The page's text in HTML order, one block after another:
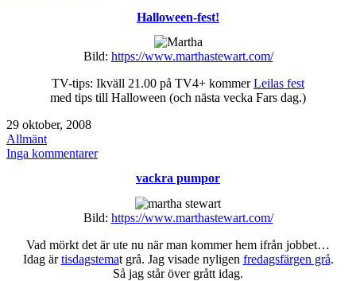
Halloween-fest!
Bild: https://www.marthastewart.com/
TV-tips: Ikväll 21.00 på TV4+ kommerLeilas fest
med tips till Halloween (och nästa vecka Fars dag.)
Publicerat
den
29 oktober, 2008
Kategoriserat
som
Allmänt
Inga kommentarertill
vackra pumpor
Bild: https://www.marthastewart.com/
Vad mörkt det är ute nu när man kommer hem ifrån jobbet…
Idag ärtisdagstemat grå. Jag visade nyligen fredagsfärgen grå.
Så jag står över grått idag.